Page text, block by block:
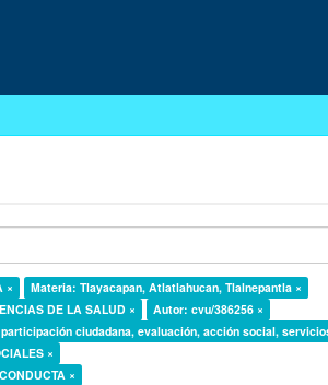
×
Materia: Tlayacapan, Atlatlahucan, Tlalnepantla ×
DE LA SALUD ×
Autor: cvu/386256 ×
ciudadana, evaluación, acción social,
×
×